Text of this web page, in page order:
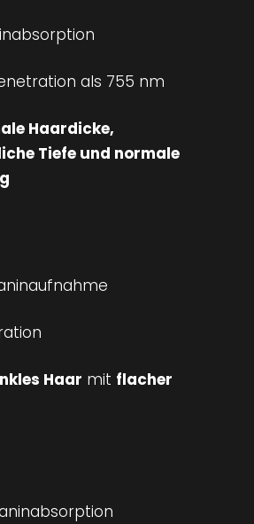
als 755 nm
Haardicke,
Tiefe und normale
Haar mit flacher